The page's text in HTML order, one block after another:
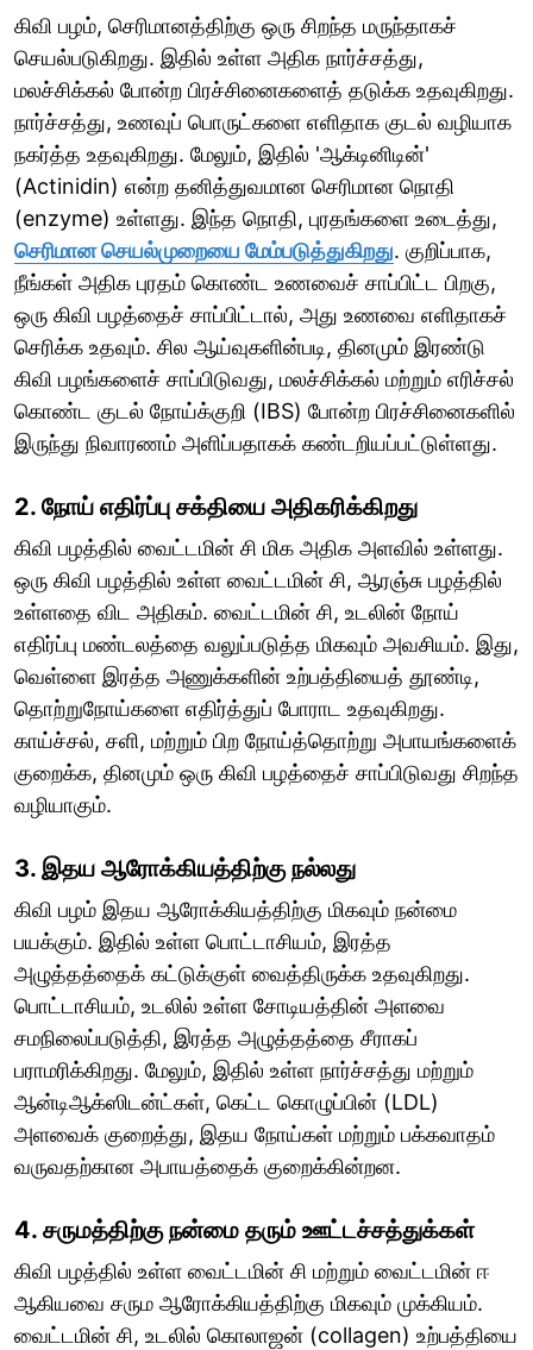
கிவி பழம், செரிமானத்திற்கு ஒரு சிறந்த மருந்தாகச்
செயல்படுகிறது. இதில் உள்ள அதிக நார்ச்சத்து,
மலச்சிக்கல் போன்ற பிரச்சினைகளைத் தடுக்க உதவுகிறது.
நார்ச்சத்து, உணவுப் பொருட்களை எளிதாக குடல் வழியாக
நகர்த்த உதவுகிறது. மேலும், இதில் 'ஆக்டினிடின்'
(Actinidin) என்ற தனித்துவமான செரிமான நொதி
(enzyme) உள்ளது. இந்த நொதி, புரதங்களை உடைத்து,
செரிமான செயல்முறையை மேம்படுத்துகிறது. குறிப்பாக,
நீங்கள் அதிக புரதம் கொண்ட உணவைச் சாப்பிட்ட பிறகு,
ஒரு கிவி பழத்தைச் சாப்பிட்டால், அது உணவை எளிதாகச்
செரிக்க உதவும். சில ஆய்வுகளின்படி, தினமும் இரண்டு
கிவி பழங்களைச் சாப்பிடுவது, மலச்சிக்கல் மற்றும் எரிச்சல்
கொண்ட குடல் நோய்க்குறி (IBS) போன்ற பிரச்சினைகளில்
இருந்து நிவாரணம் அளிப்பதாகக் கண்டறியப்பட்டுள்ளது.
2. நோய் எதிர்ப்பு சக்தியை அதிகரிக்கிறது
கிவி பழத்தில் வைட்டமின் சி மிக அதிக அளவில் உள்ளது.
ஒரு கிவி பழத்தில் உள்ள வைட்டமின் சி, ஆரஞ்சு பழத்தில்
உள்ளதை விட அதிகம். வைட்டமின் சி, உடலின் நோய்
எதிர்ப்பு மண்டலத்தை வலுப்படுத்த மிகவும் அவசியம். இது,
வெள்ளை இரத்த அணுக்களின் உற்பத்தியைத் தூண்டி,
தொற்றுநோய்களை எதிர்த்துப் போராட உதவுகிறது.
காய்ச்சல், சளி, மற்றும் பிற நோய்த்தொற்று அபாயங்களைக்
குறைக்க, தினமும் ஒரு கிவி பழத்தைச் சாப்பிடுவது சிறந்த
வழியாகும்.
3. இதய ஆரோக்கியத்திற்கு நல்லது
கிவி பழம் இதய ஆரோக்கியத்திற்கு மிகவும் நன்மை
பயக்கும். இதில் உள்ள பொட்டாசியம், இரத்த
அழுத்தத்தைக் கட்டுக்குள் வைத்திருக்க உதவுகிறது.
பொட்டாசியம், உடலில் உள்ள சோடியத்தின் அளவை
சமநிலைப்படுத்தி, இரத்த அழுத்தத்தை சீராகப்
பராமரிக்கிறது. மேலும், இதில் உள்ள நார்ச்சத்து மற்றும்
ஆன்டிஆக்ஸிடன்ட்கள், கெட்ட கொழுப்பின் (LDL)
அளவைக் குறைத்து, இதய நோய்கள் மற்றும் பக்கவாதம்
வருவதற்கான அபாயத்தைக் குறைக்கின்றன.
4. சருமத்திற்கு நன்மை தரும் ஊட்டச்சத்துக்கள்
கிவி பழத்தில் உள்ள வைட்டமின் சி மற்றும் வைட்டமின் ஈ
ஆகியவை சரும ஆரோக்கியத்திற்கு மிகவும் முக்கியம்.
வைட்டமின் சி, உடலில் கொலாஜன் (collagen) உற்பத்தியை